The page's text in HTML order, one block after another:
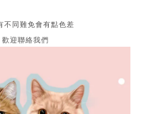
同難免會有點色差
迎聯絡我們